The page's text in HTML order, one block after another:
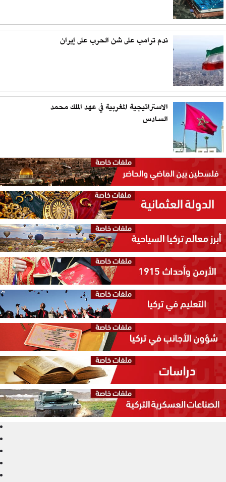
ندم ترامب على شن الحرب على إيران
الاستراتيجية المغربية في عهد الملك محمد
السادس